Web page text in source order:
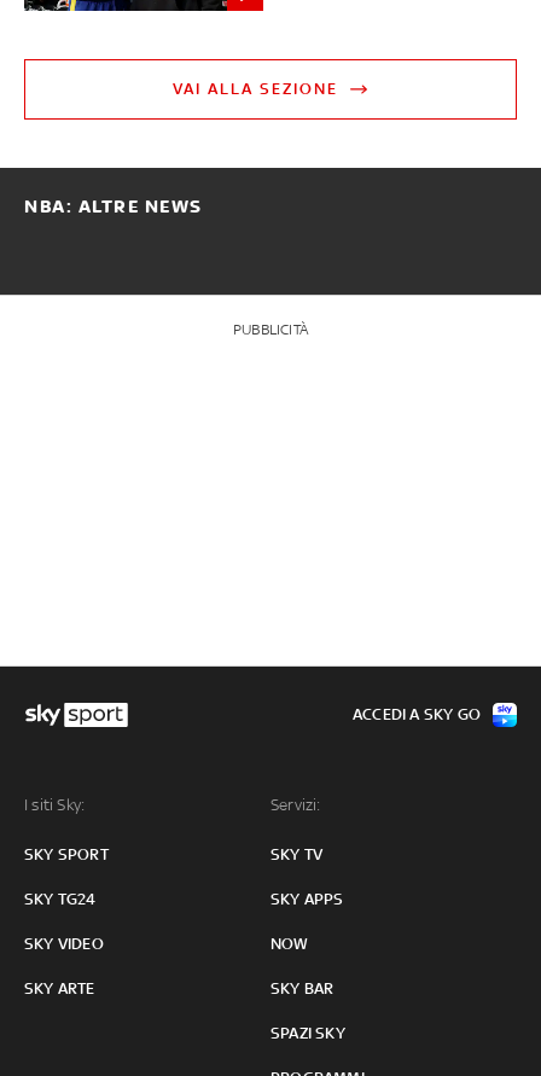
VAI ALLA SEZIONE
NBA: ALTRE NEWS
PUBBLICITÀ
I siti Sky:
SKY SPORT
SKY TG24
SKY VIDEO
SKY ARTE
Servizi:
SKY TV
SKY APPS
NOW
SKY BAR
SPAZI SKY
ACCEDI A SKY GO